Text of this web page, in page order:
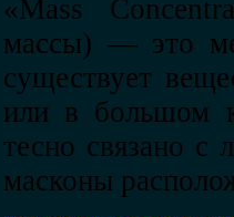
«Mass
массы) — это
существует
или в большом
тесно связано с
масконы